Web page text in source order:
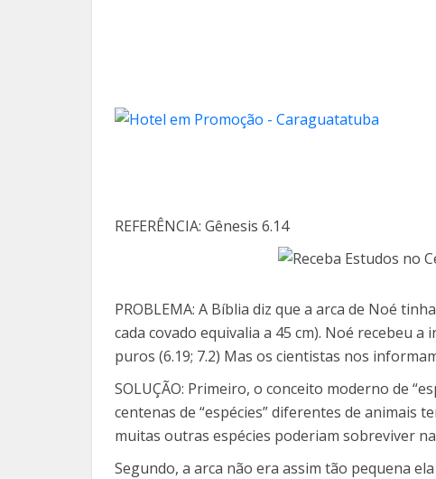
REFERÊNCIA: Gênesis 6.14
PROBLEMA: A Bíblia diz que a arca de Noé
cada covado equivalia a 45 cm). Noé recebeu
puros (6.19; 7.2) Mas os cientistas nos
SOLUÇÃO: Primeiro, o conceito moderno de
centenas de “espécies” diferentes de animais
muitas outras espécies poderiam sobreviver
Segundo, a arca não era assim tão pequena